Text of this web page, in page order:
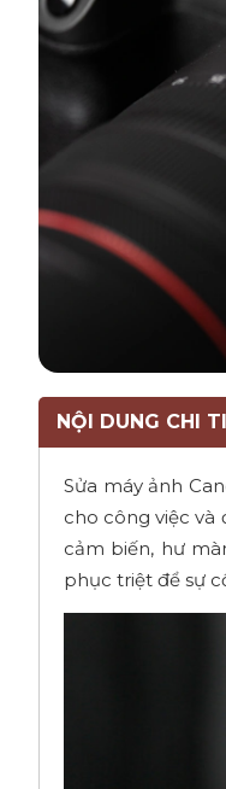
NỘI DUNG CHI
Sửa máy ảnh
cho công việc và
cảm biến, hư
phục triệt để sự